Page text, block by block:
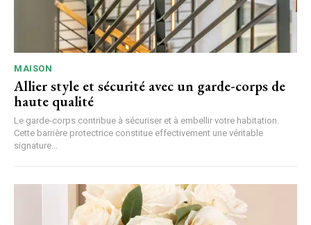
MAISON
Allier style et sécurité avec un garde-corps de
haute qualité
Le garde-corps contribue à sécuriser et à embellir votre habitation.
Cette barrière protectrice constitue effectivement une véritable
signature...